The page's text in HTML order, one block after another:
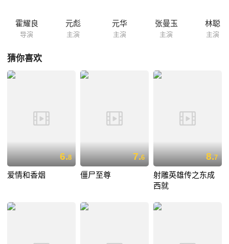
霍耀良
导演
元彪
主演
元华
主演
张曼玉
主演
林聪
主演
猜你喜欢
6.8
爱情和香烟
7.6
僵尸至尊
8.7
射雕英雄传之东成
西就